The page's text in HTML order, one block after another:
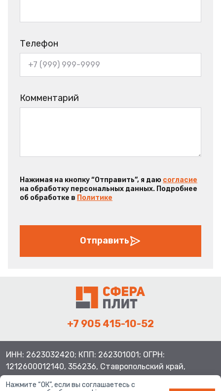
Телефон
Комментарий
Нажимая на кнопку “Отправить”, я даю согласие
на обработку персональных данных. Подробнее
об обработке в Политике
Отправить
+7 905 415-10-52
ИНН: 2623032420; КПП: 262301001; ОГРН:
1212600012140, 356236, Ставропольский край,
Нажмите “ОК”, если вы соглашаетесь с